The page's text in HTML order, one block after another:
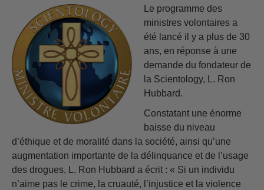
Le programme des
ministres volontaires a
été lancé il y a plus de 30
ans, en réponse à une
demande du fondateur de
la Scientology, L. Ron
Hubbard.
Constatant une énorme
baisse du niveau
d’éthique et de moralité dans la société, ainsi qu’une
augmentation importante de la délinquance et de l’usage
des drogues, L. Ron Hubbard a écrit : « Si un individu
n’aime pas le crime, la cruauté, l’injustice et la violence